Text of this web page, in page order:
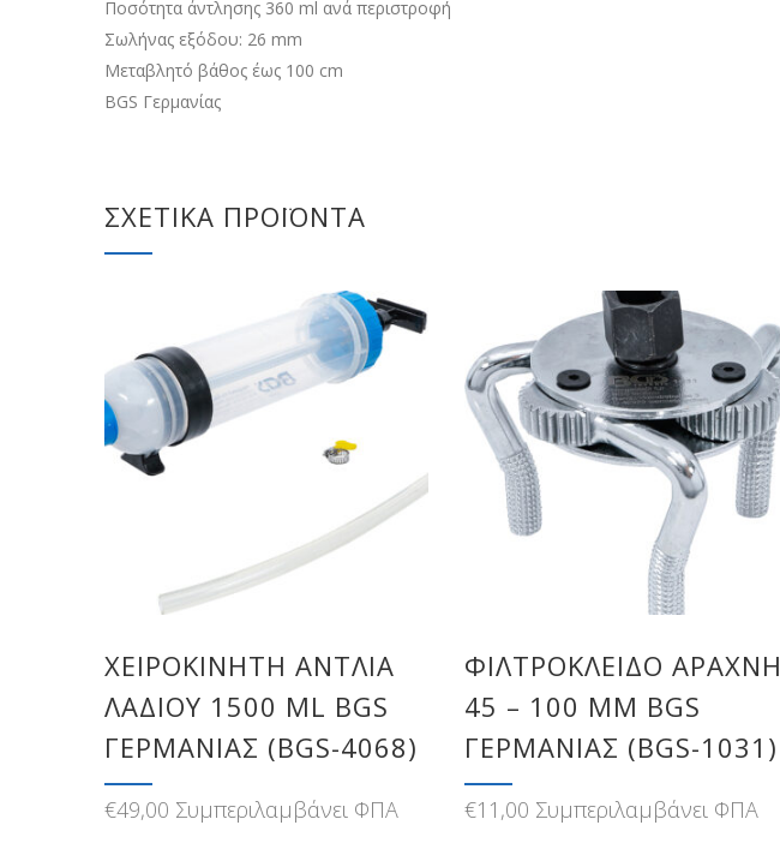
Ποσότητα άντλησης 360 ml ανά περιστροφή
Σωλήνας εξόδου: 26 mm
Μεταβλητό βάθος έως 100 cm
BGS Γερμανίας
ΣΧΕΤΙΚΆ ΠΡΟΪΌΝΤΑ
ΧΕΙΡΟΚΊΝΗΤΗ ΑΝΤΛΊΑ
ΛΑΔΙΟΎ 1500 ML BGS
ΓΕΡΜΑΝΊΑΣ (BGS-4068)
€49,00 Συμπεριλαμβάνει ΦΠΑ
ΦΙΛΤΡΌΚΛΕΙΔΟ ΑΡΆΧΝΗ
45 – 100 MM BGS
ΓΕΡΜΑΝΊΑΣ (BGS-1031)
€11,00 Συμπεριλαμβάνει ΦΠΑ